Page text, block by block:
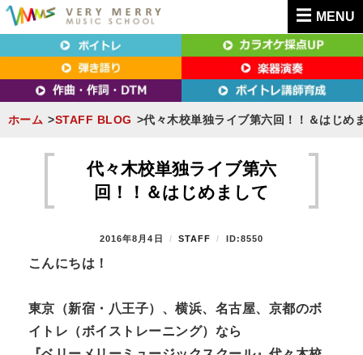
MENU
東京（新宿・八王子）・横浜・名古屋・京都で
「本気」になれるボイトレ教室｜VERY MERRY
MUSIC SCHOOL（ベリーメリー）
東京（新宿・八王子）・横浜・名古屋・京都で「本気」になれるボイトレ教室｜
VERY MERRY MUSIC SCHOOL（ベリーメリー）
ホーム STAFF BLOG 代々木校単独ライブ第六回！！＆はじめ
代々木校単独ライブ第六
回！！＆はじめまして
P
S
O
N
2016年8月4日
B
STAFF ID:8550
こんにちは！
東京（新宿・八王子）、横浜、名古屋、京都のボ
イトレ（ボイストレーニング）なら